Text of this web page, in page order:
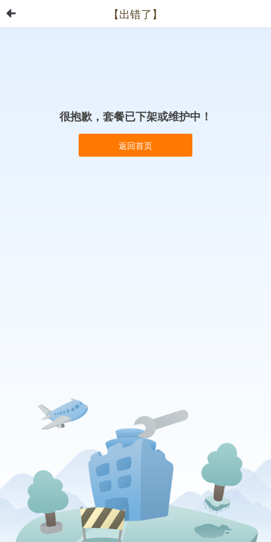
【出错了】
很抱歉，套餐已下架或维护中！
返回首页